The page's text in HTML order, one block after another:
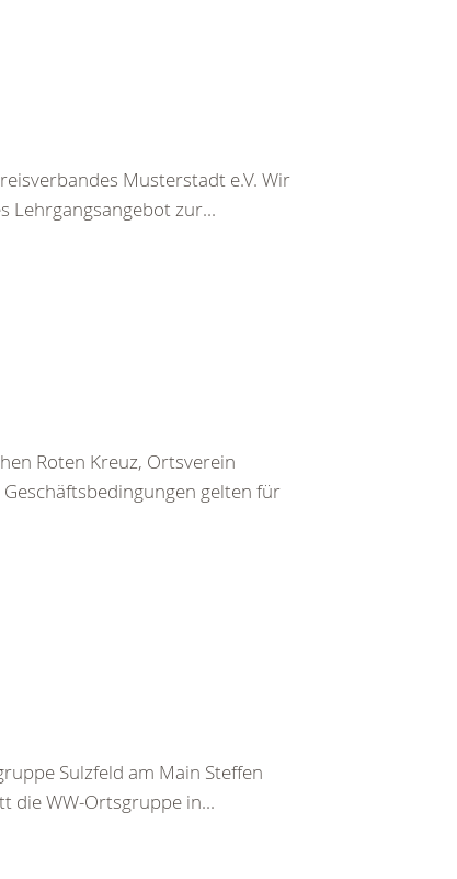
Musterstadt e.V. Wir
Lehrgangsangebot zur...
Roten Kreuz, Ortsverein
gelten für
Sulzfeld am Main Steffen
die WW-Ortsgruppe in...